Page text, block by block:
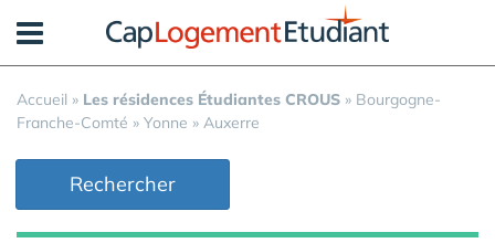
Accueil » Les résidences Étudiantes CROUS » Bourgogne-
Franche-Comté » Yonne » Auxerre
Rechercher